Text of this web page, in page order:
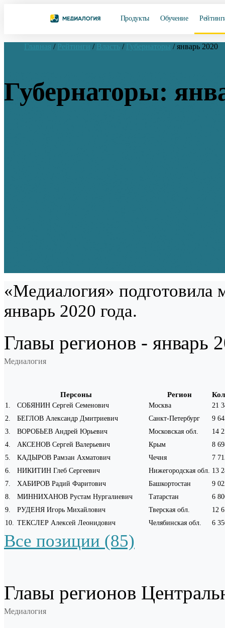
Продукты Обучение
Главная / Рейтинги / Власть / Губернаторы / январь 2020
Губернаторы:
«Медиалогия» подготовила
январь 2020 года.
Главы регионов - январь
Медиалогия
Персоны Регион
1 СОБЯНИН Сергей Семенович Москва
21
2
БЕГЛОВ Александр Дмитриевич Санкт-Петербург
9
3
ВОРОБЬЕВ Андрей Юрьевич Московская обл.
14
4
АКСЕНОВ Сергей Валерьевич Крым
8
5
КАДЫРОВ Рамзан Ахматович Чечня
7
6
НИКИТИН Глеб Сергеевич Нижегородская обл. 13
7
ХАБИРОВ Радий Фаритович Башкортостан
9
8
МИННИХАНОВ Рустам Нургалиевич Татарстан
6
9
РУДЕНЯ Игорь Михайлович Тверская обл.
12
10
ТЕКСЛЕР Алексей Леонидович Челябинская обл. 6
Все позиции (85)
Главы регионов
Медиалогия